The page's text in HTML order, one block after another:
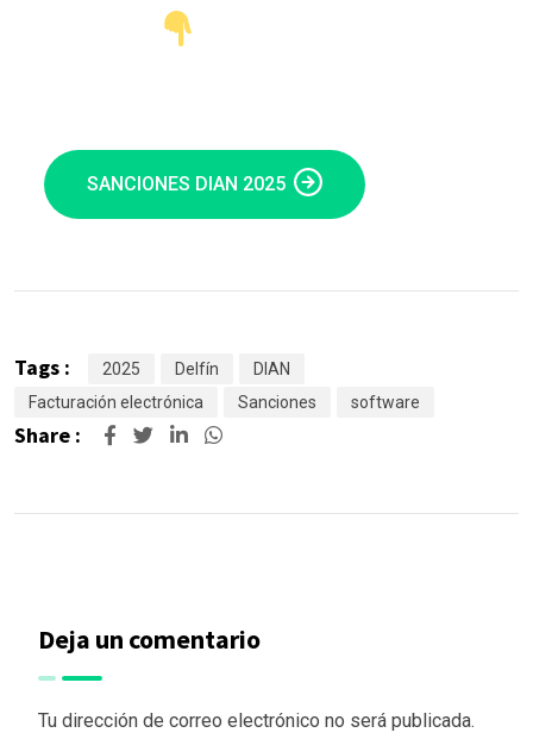
SANCIONES DIAN 2025
Tags : 2025 Delfín
DIAN
Facturación electrónica
Sanciones software
Share :
Deja un comentario
Tu dirección de correo electrónico no será publicada.